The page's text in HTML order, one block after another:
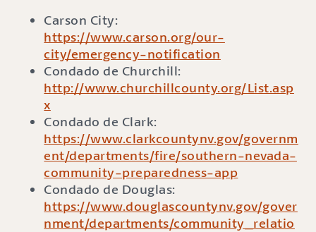
Carson City:
https://www.carson.org/our-
city/emergency-notification
Condado de Churchill:
http://www.churchillcounty.org/List.asp
x
Condado de Clark:
https://www.clarkcountynv.gov/governm
ent/departments/fire/southern-nevada-
community-preparedness-app
Condado de Douglas:
https://www.douglascountynv.gov/gover
nment/departments/community_relatio